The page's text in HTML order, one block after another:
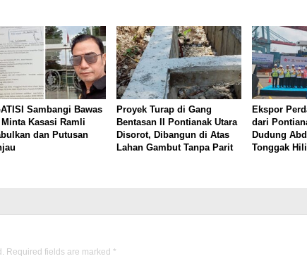
Sambangi Bawas
Minta Kasasi Ramli
dan Putusan
Proyek Turap di Gang
Bentasan II Pontianak Utara
Disorot, Dibangun di Atas
Lahan Gambut Tanpa Parit
Ekspor
dari
Dudung
Tonggak
Required fields are marked *